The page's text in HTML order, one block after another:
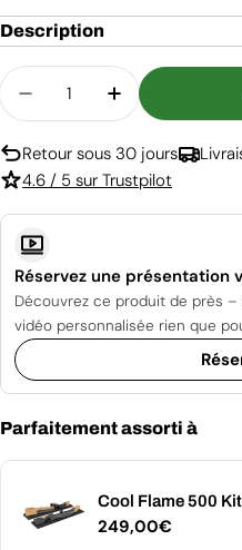
Description
Quantité
Diminuer LaAugmenter
Retour sous 30 jours
4.6 / 5 sur Trustpilot
Réservez une présentation
Découvrez ce produit de près
vidéo personnalisée rien que
Parfaitement assorti à
Cool Flame 500
Prix
249,00€